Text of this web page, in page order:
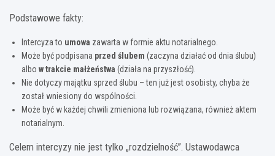
Podstawowe fakty:
Intercyza to umowa zawarta w formie aktu notarialnego.
Może być podpisana przed ślubem (zaczyna działać od dnia ślubu)
albo w trakcie małżeństwa (działa na przyszłość).
Nie dotyczy majątku sprzed ślubu – ten już jest osobisty, chyba że
został wniesiony do wspólności.
Może być w każdej chwili zmieniona lub rozwiązana, również aktem
notarialnym.
Celem intercyzy nie jest tylko „rozdzielność”. Ustawodawca